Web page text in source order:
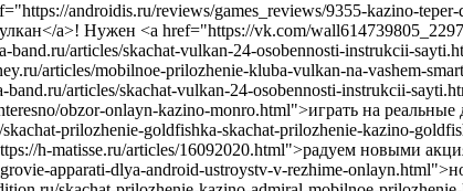
androidis.ru/reviews/games_reviews/9355-kazino-
a>! Нужен <a href="https://vk.com/
band.ru/articles/skachat-vulkan-24-osobennosti-instrukcii-
articles/mobilnoe-prilozhenie-kluba-vulkan-na-vashem-
band.ru/articles/skachat-vulkan-24-osobennosti-instrukcii-
obzor-onlayn-kazino-monro.html">играть на
skachat-prilozhenie-goldfishka-skachat-prilozhenie-kazino-
h-matisse.ru/articles/16092020.html">радуем новыми
apparati-dlya-android-ustroystv-v-rezhime-